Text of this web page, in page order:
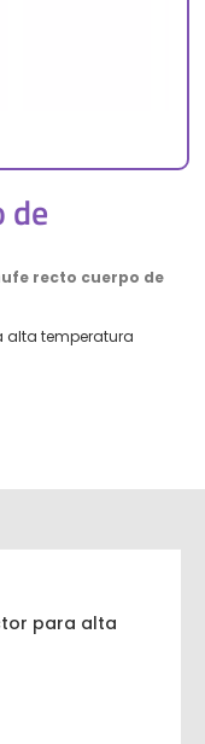
de
recto cuerpo de
alta temperatura
para alta